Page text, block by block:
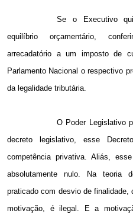
Se o Executivo
equilíbrio orçamentário,
arrecadatório a um imposto de
Parlamento Nacional o respectivo
da legalidade tributária.
O Poder Legislativo
decreto legislativo, esse
competência privativa. Aliás,
absolutamente nulo. Na teoria
praticado com desvio de
motivação, é ilegal. E a